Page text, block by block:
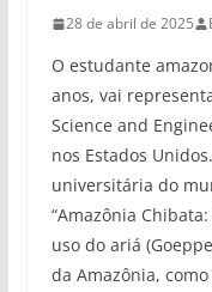
28 de abril de 2025
O estudante
anos, vai
Science and
nos Estados
universitária do
“Amazônia
uso do ariá
da Amazônia,